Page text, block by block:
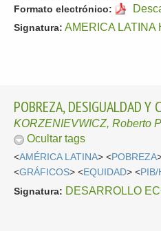
Formato electrónico:
Signatura: AMERICA LATINA
POBREZA, DESIGUALDAD Y
KORZENIEVWICZ, Roberto
Ocultar tags
<AMÉRICA LATINA> <POBREZA
<GRÁFICOS> <EQUIDAD> <PIB/
Signatura: DESARROLLO